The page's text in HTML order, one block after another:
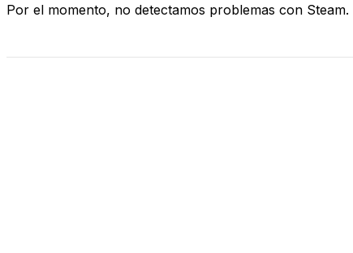
Por el momento, no detectamos problemas con Steam.